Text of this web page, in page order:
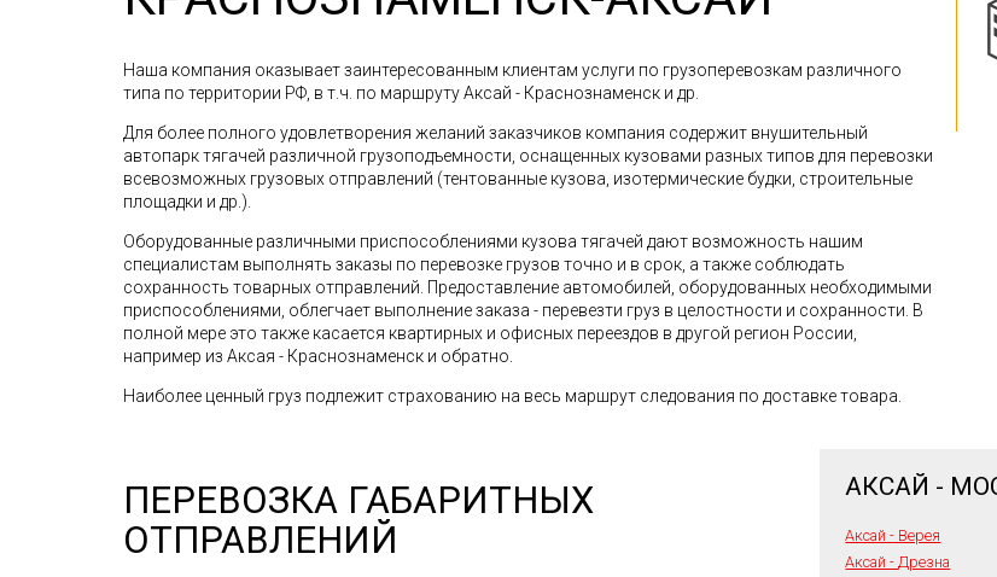
Наша компания оказывает заинтересованным клиентам услуги по грузоперевозкам различного
типа по территории РФ, в т.ч. по маршруту Аксай - Краснознаменск и др.
Для более полного удовлетворения желаний заказчиков компания содержит внушительный
автопарк тягачей различной грузоподъемности, оснащенных кузовами разных типов для перевозки
всевозможных грузовых отправлений (тентованные кузова, изотермические будки, строительные
площадки и др.).
Оборудованные различными приспособлениями кузова тягачей дают возможность нашим
специалистам выполнять заказы по перевозке грузов точно и в срок, а также соблюдать
сохранность товарных отправлений. Предоставление автомобилей, оборудованных необходимыми
приспособлениями, облегчает выполнение заказа - перевезти груз в целостности и сохранности. В
полной мере это также касается квартирных и офисных переездов в другой регион России,
например из Аксая - Краснознаменск и обратно.
Наиболее ценный груз подлежит страхованию на весь маршрут следования по доставке товара.
ПЕРЕВОЗКА ГАБАРИТНЫХ
ОТПРАВЛЕНИЙ
АКСАЙ -
Аксай - Верея
Аксай - Дрезна